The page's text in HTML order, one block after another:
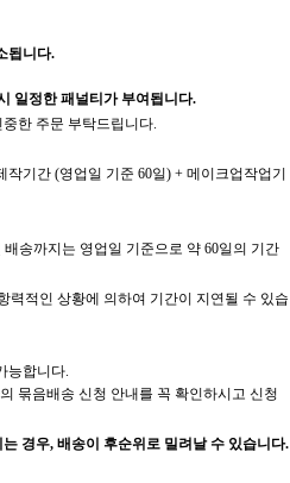
됩니다.
일정한 패널티가 부여됩니다.
한 주문 부탁드립니다.
작기간 (영업일 기준 60일) + 메이크업작업기
송까지는 영업일 기준으로 약 60일의 기간
력적인 상황에 의하여 기간이 지연될 수 있습
능합니다.
묶음배송 신청 안내를 꼭 확인하시고 신청
경우, 배송이 후순위로 밀려날 수 있습니다.